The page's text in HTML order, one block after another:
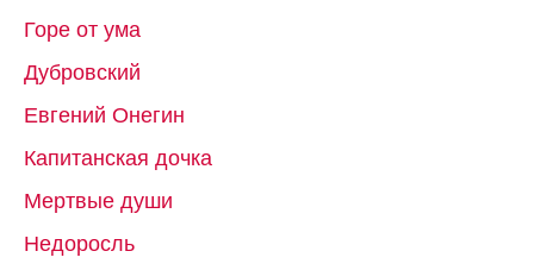
Горе от ума
Дубровский
Евгений Онегин
Капитанская дочка
Мертвые души
Недоросль